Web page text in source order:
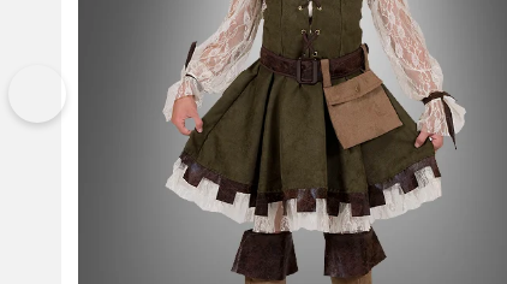
Vorherige